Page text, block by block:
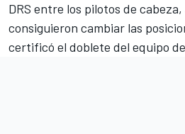
DRS entre los pilotos de
consiguieron cambiar las
certificó el doblete del equipo